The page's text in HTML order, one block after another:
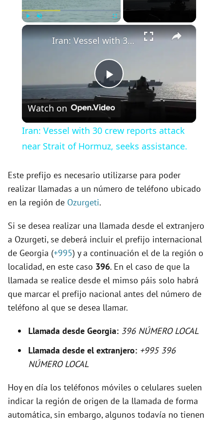
×
P
l
a
y
i
d
e
Iran: Vessel with 30 crew reports attack near Strait of Hormuz, seeks assistance.
Watch on
Iran: Vessel with 30 crew reports attack
near Strait of Hormuz, seeks assistance.
Este prefijo es necesario utilizarse para poder
realizar llamadas a un número de teléfono ubicado
en la región de Ozurgeti.
Si se desea realizar una llamada desde el extranjero
a Ozurgeti, se deberá incluir el prefijo internacional
de Georgia (+995) y a continuación el de la región o
localidad, en este caso 396. En el caso de que la
llamada se realice desde el mimso páis solo habrá
que marcar el prefijo nacional antes del número de
teléfono al que se desea llamar.
Llamada desde Georgia: 396 NÚMERO LOCAL
Llamada desde el extranjero: +995 396
NÚMERO LOCAL
Hoy en día los teléfonos móviles o celulares suelen
indicar la región de origen de la llamada de forma
automática, sin embargo, algunos todavía no tienen